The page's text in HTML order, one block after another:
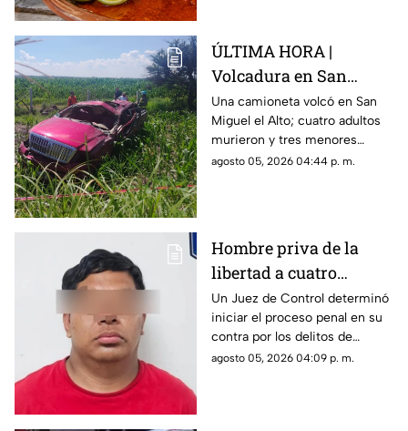
ÚLTIMA HORA |
Volcadura en San
Miguel el Alto deja
SALDO MORTAL y
MÚLTIPLES lesionados
Una camioneta volcó en San
Miguel el Alto; cuatro adultos
murieron y tres menores
resultaron lesionados. Uno de
agosto 05, 2026 04:44 p. m.
Hombre priva de la
libertad a cuatro
personas; una MU3R3
tras recibir un puñal en
el cráneo
Un Juez de Control determinó
iniciar el proceso penal en su
contra por los delitos de
secuestro agravado y
agosto 05, 2026 04:09 p. m.